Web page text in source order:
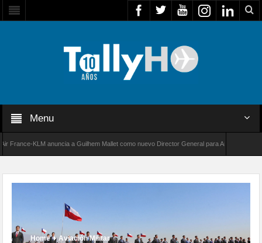
Menu
KLM anuncia a Guilhem Mallet como nuevo Director General para América Latina
Home Aviación Militar